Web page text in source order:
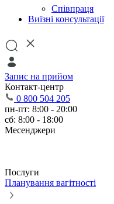
Співпраця
Виїзні консультації
Запис на прийом
Контакт-центр
0 800 504 205
пн-пт: 8:00 - 20:00
сб: 8:00 - 18:00
Месенджери
Послуги
Планування вагітності